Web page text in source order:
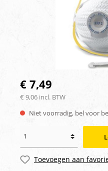
€ 7,49
€ 9,06 incl. BTW
Niet voorradig, bel voor
Toevoegen aan